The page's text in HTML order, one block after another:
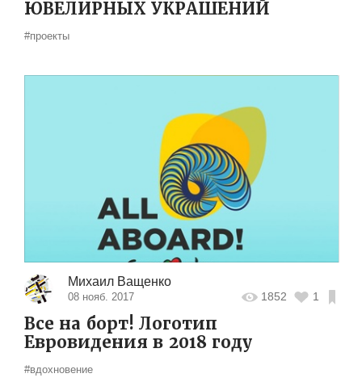
ЮВЕЛИРНЫХ УКРАШЕНИЙ
#проекты
Михаил Ващенко
08 нояб. 2017 1852 1
Все на борт! Логотип
Евровидения в 2018 году
#вдохновение